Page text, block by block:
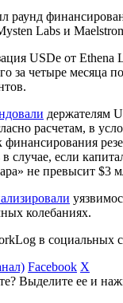
раунд
Labs и
USDe от Ethena
за четыре месяца
держателям
расчетам, в
финансирования
случае, если
не превысит $3
колебаниях.
в социальных
Facebook X
Выделите ее и